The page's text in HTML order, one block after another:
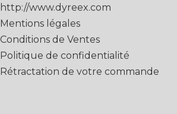
http://www.dyreex.com
Mentions légales
Conditions de Ventes
Politique de confidentialité
Rétractation de votre commande